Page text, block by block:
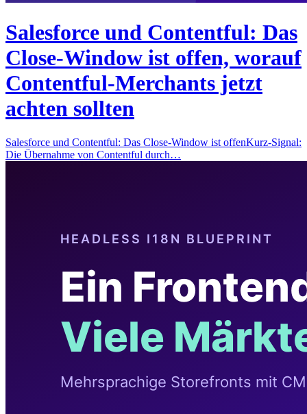
Salesforce und Contentful: Das
Close-Window ist offen, worauf
Contentful-Merchants jetzt
achten sollten
Salesforce und Contentful: Das Close-Window ist offenKurz-Signal:
Die Übernahme von Contentful durch…